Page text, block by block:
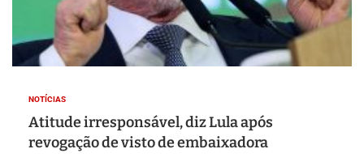
NOTÍCIAS
Atitude irresponsável, diz Lula após
revogação de visto de embaixadora